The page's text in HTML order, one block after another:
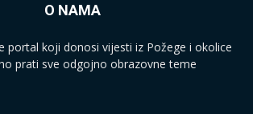
O NAMA
portal koji donosi vijesti iz Požege i okolice
prati sve odgojno obrazovne teme